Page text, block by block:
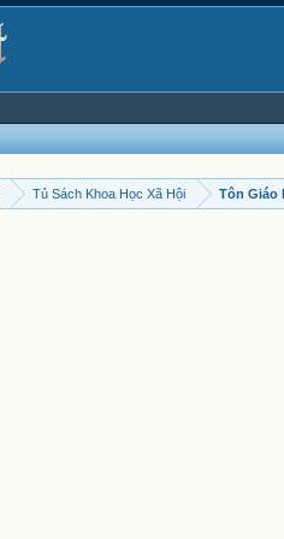
Tủ Sách Khoa Học Xã Hội Tôn Giáo